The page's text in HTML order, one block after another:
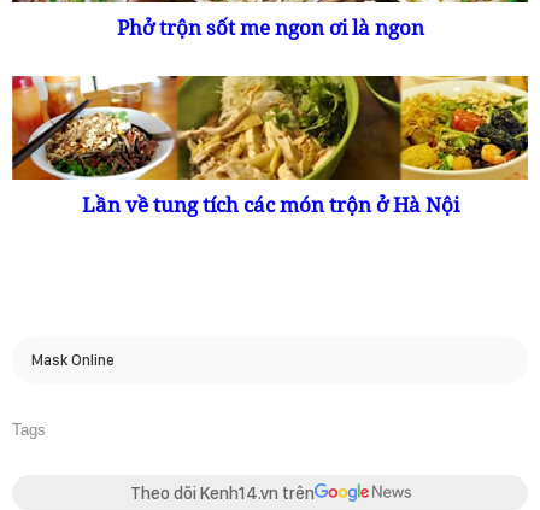
Phở trộn sốt me ngon ơi là ngon
Lần về tung tích các món trộn ở Hà Nội
Mask Online
Tags
Theo dõi Kenh14.vn trên